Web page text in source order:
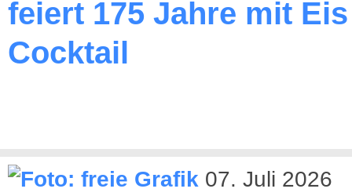
feiert 175 Jahre mit
Cocktail
07. Juli 2026